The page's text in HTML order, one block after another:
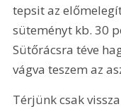
tepsit az
süteményt kb. 30
Sütőrácsra téve
vágva teszem az
Térjünk csak